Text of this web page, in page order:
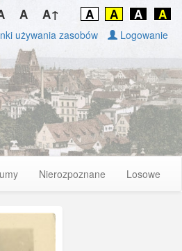
A A↑ A A A A
używania zasobów Logowanie
Nierozpoznane Losowe